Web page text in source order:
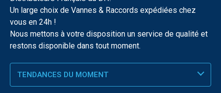
Un large choix de Vannes & Raccords expédiées chez
vous en 24h !
Nous mettons à votre disposition un service de qualité et
restons disponible dans tout moment.
TENDANCES DU MOMENT